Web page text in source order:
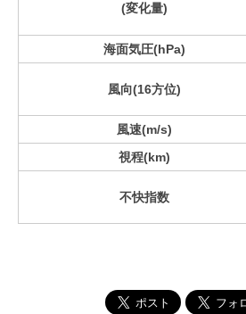
(変化量)
海面気圧(hPa)
風向(16方位)
風速(m/s)
視程(km)
不快指数